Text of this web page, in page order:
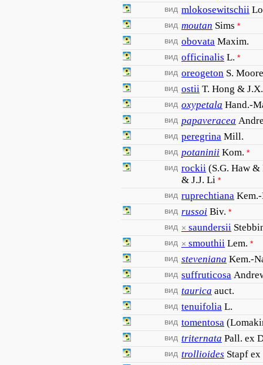
вид mlokosewitschii
вид moutan Sims *
вид obovata Maxim.
вид officinalis L. *
вид oreogeton S. Moore
вид ostii T. Hong &
вид oxypetala Hand.-
вид papaveracea
вид peregrina Mill.
вид potaninii Kom. *
вид rockii (S.G. Haw &
& J.J. Li *
вид ruprechtiana
вид russoi Biv. *
вид × saundersii
вид × smouthii Lem. *
вид steveniana Kem.-
вид suffruticosa
вид taurica auct.
вид tenuifolia L.
вид tomentosa
вид triternata Pall. ex
вид trollioides Stapf ex